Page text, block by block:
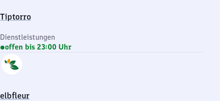
Tiptorro
Dienstleistungen
offen bis 23:00 Uhr
elbfleur